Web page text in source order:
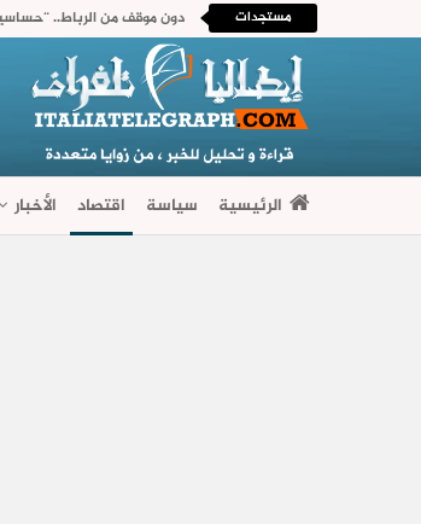
مستجدات
الرئيسية سياسة اقتصاد الأخبار